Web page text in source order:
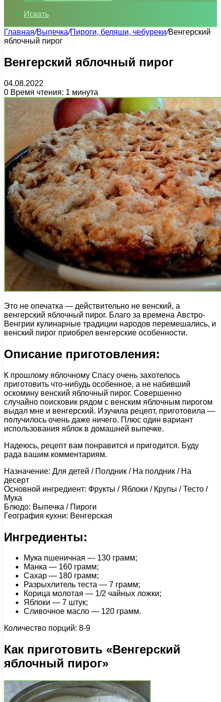
Искать
Главная/Выпечка/Пироги, беляши, чебуреки/Венгерский
яблочный пирог
Венгерский яблочный пирог
04.08.2022
0 Время чтения: 1 минута
Это не опечатка — действительно не венский, а
венгерский яблочный пирог. Благо за времена Австро-
Венгрии кулинарные традиции народов перемешались, и
венский пирог приобрел венгерские особенности.
Описание приготовления:
К прошлому яблочному Спасу очень захотелось
приготовить что-нибудь особенное, а не набивший
оскомину венский яблочный пирог. Совершенно
случайно поисковик рядом с венским яблочным пирогом
выдал мне и венгерский. Изучила рецепт, приготовила —
получилось очень даже ничего. Плюс один вариант
использования яблок в домашней выпечке.
Надеюсь, рецепт вам понравится и пригодится. Буду
рада вашим комментариям.
Назначение: Для детей / Полдник / На полдник / На
десерт
Основной ингредиент: Фрукты / Яблоки / Крупы / Тесто /
Мука
Блюдо: Выпечка / Пироги
География кухни: Венгерская
Ингредиенты:
Мука пшеничная — 130 грамм;
Манка — 160 грамм;
Сахар — 180 грамм;
Разрыхлитель теста — 7 грамм;
Корица молотая — 1/2 чайных ложки;
Яблоки — 7 штук;
Сливочное масло — 120 грамм.
Количество порций: 8-9
Как приготовить «Венгерский
яблочный пирог»